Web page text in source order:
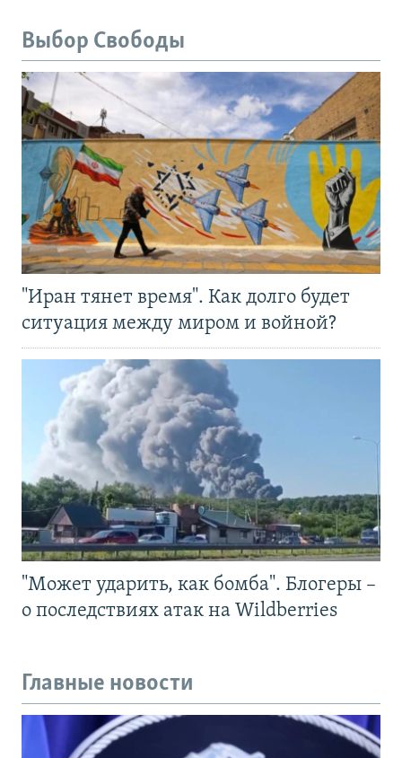
Выбор Свободы
"Иран тянет время". Как долго будет
ситуация между миром и войной?
"Может ударить, как бомба". Блогеры –
о последствиях атак на Wildberries
Главные новости